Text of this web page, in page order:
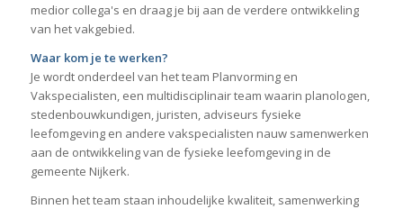
medior collega's en draag je bij aan de verdere ontwikkeling
van het vakgebied.
Waar kom je te werken?
Je wordt onderdeel van het team Planvorming en
Vakspecialisten, een multidisciplinair team waarin planologen,
stedenbouwkundigen, juristen, adviseurs fysieke
leefomgeving en andere vakspecialisten nauw samenwerken
aan de ontwikkeling van de fysieke leefomgeving in de
gemeente Nijkerk.
Binnen het team staan inhoudelijke kwaliteit, samenwerking